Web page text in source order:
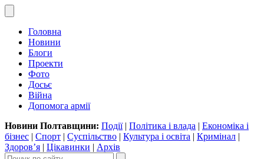
Головна
Новини
Блоги
Проекти
Фото
Досьє
Війна
Допомога армії
Новини Полтавщини: Події| Політика і влада | Економіка і
бізнес | Спорт | Суспільство | Культура і освіта | Кримінал |
Здоров’я | Цікавинки | Архів